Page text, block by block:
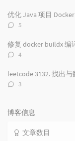
数：
优化 Java 项目
评
数：
5
修复 docker buildx 编
评
数：
4
leetcode 3132. 找出
评
3
博客信息
文章数目